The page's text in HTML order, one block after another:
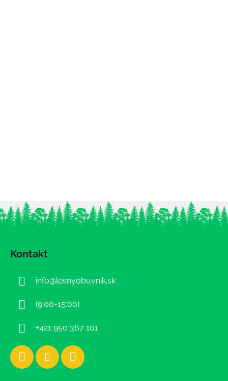
Kontakt
info@lesnyobuvnik.sk
(9:00-15:00)
+421 950 367 101